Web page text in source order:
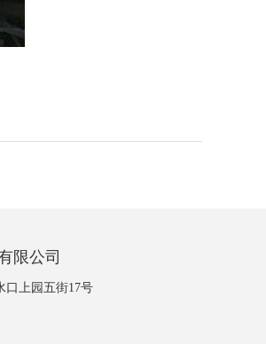
限公司
上园五街17号